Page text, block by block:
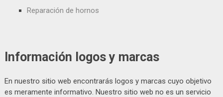
Reparación de hornos
Información logos y marcas
En nuestro sitio web encontrarás logos y marcas cuyo objetivo
es meramente informativo. Nuestro sitio web no es un servicio